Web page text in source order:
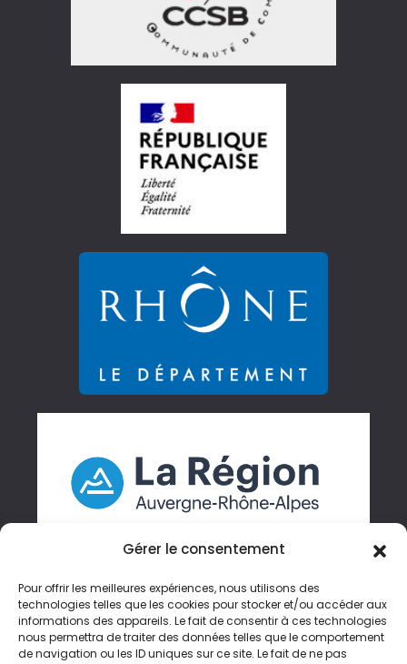
Gérer le consentement
Pour offrir les meilleures expériences, nous utilisons des
technologies telles que les cookies pour stocker et/ou accéder aux
informations des appareils. Le fait de consentir à ces technologies
nous permettra de traiter des données telles que le comportement
de navigation ou les ID uniques sur ce site. Le fait de ne pas
Gérer mes cookies